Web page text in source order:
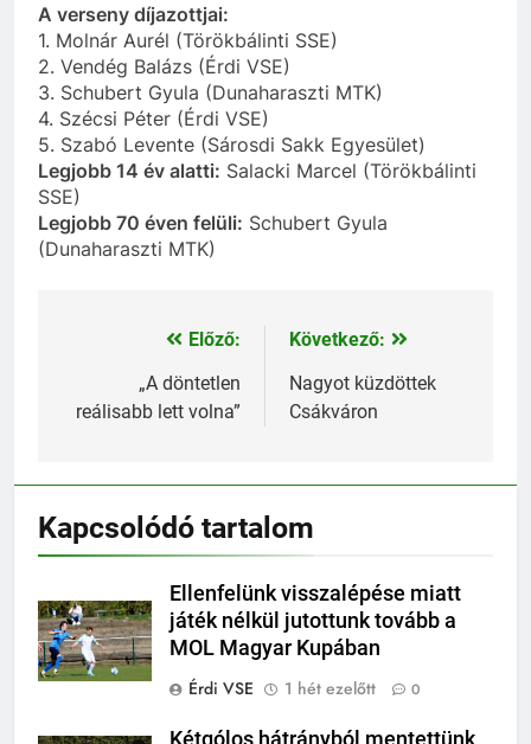
A verseny díjazottjai:
1. Molnár Aurél (Törökbálinti SSE)
2. Vendég Balázs (Érdi VSE)
3. Schubert Gyula (Dunaharaszti MTK)
4. Szécsi Péter (Érdi VSE)
5. Szabó Levente (Sárosdi Sakk Egyesület)
Legjobb 14 év alatti: Salacki Marcel (Törökbálinti
SSE)
Legjobb 70 éven felüli: Schubert Gyula
(Dunaharaszti MTK)
Bejegyzés
navigáció
Előző:
„A döntetlen
reálisabb lett volna”
Következő:
Nagyot küzdöttek
Csákváron
Kapcsolódó tartalom
Ellenfelünk visszalépése miatt
játék nélkül jutottunk tovább a
MOL Magyar Kupában
Érdi VSE
1 hét ezelőtt 0
Kétgólos hátrányból mentettünk